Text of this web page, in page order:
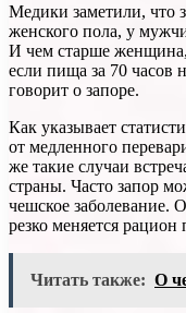
Медики заметили, что
женского пола, у
И чем старше женщина,
если пища за 70 часов
говорит о запоре.
Как указывает
от медленного
же такие случаи
страны. Часто запор
чешское заболевание.
резко меняется
Читать также: О